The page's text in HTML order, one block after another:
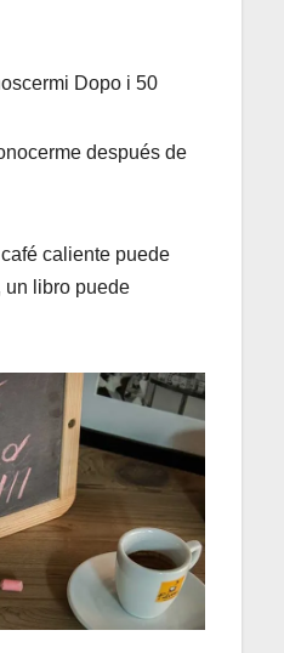
Dopo i 50
después de
caliente puede
un libro puede